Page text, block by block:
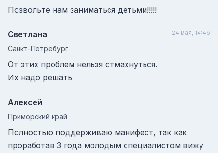
Позвольте нам заниматься детьми!!!!!
Светлана
Санкт-Петребург
От этих проблем нельзя отмахнуться.
Их надо решать.
24 мая, 14:46
Алексей
Приморский край
Полностью поддерживаю манифест, так как
проработав 3 года молодым специалистом вижу